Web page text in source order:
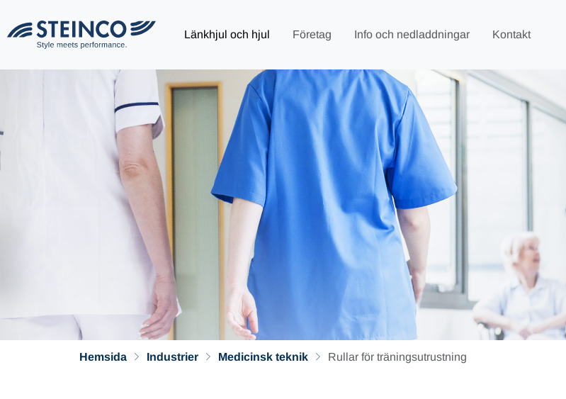
Länkhjul och hjul Företag Info och nedladdningar Kontakt
Hemsida Industrier Medicinsk teknik Rullar för träningsutrustning